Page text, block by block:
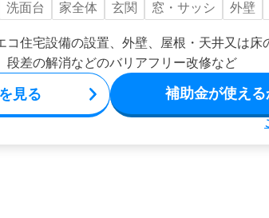
洗面台 家全体 玄関 窓・サッシ 外壁
コ住宅設備の設置、外壁、屋根・天井又は床
段差の解消などのバリアフリー改修など
見る 補助金が使え